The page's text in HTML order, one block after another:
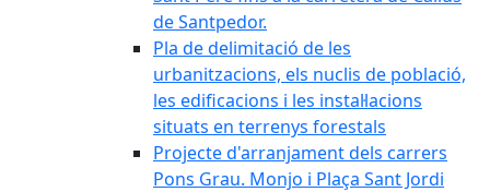
de Santpedor.
Pla de delimitació de les
urbanitzacions, els nuclis de població,
les edificacions i les instal·lacions
situats en terrenys forestals
Projecte d'arranjament dels carrers
Pons Grau. Monjo i Plaça Sant Jordi